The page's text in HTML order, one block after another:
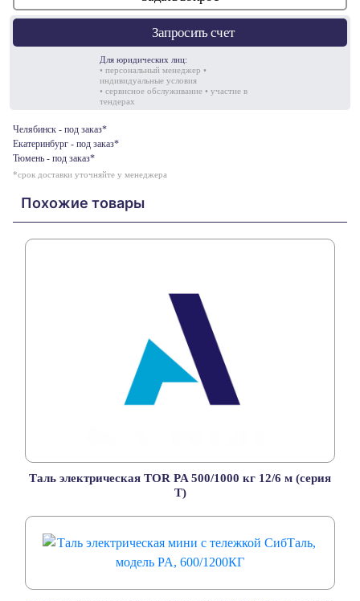
Запросить счет
Для юридических лиц:
• персональный менеджер •
индивидуальные условия
• сервисное обслуживание • участие в
тендерах
Челябинск - под заказ*
Екатеринбург - под заказ*
Тюмень - под заказ*
*срок доставки уточняйте у менеджера
Похожие товары
Таль электрическая TOR PA 500/1000 кг 12/6 м (серия
T)